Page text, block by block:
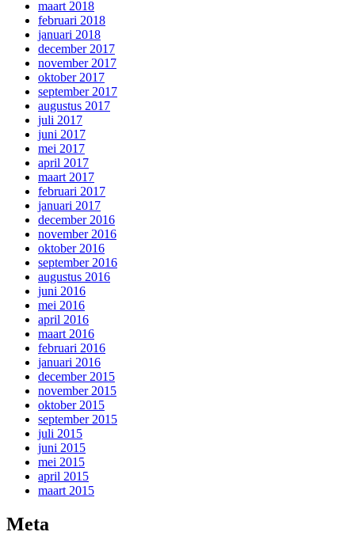
maart 2018
februari 2018
januari 2018
december 2017
november 2017
oktober 2017
september 2017
augustus 2017
juli 2017
juni 2017
mei 2017
april 2017
maart 2017
februari 2017
januari 2017
december 2016
november 2016
oktober 2016
september 2016
augustus 2016
juni 2016
mei 2016
april 2016
maart 2016
februari 2016
januari 2016
december 2015
november 2015
oktober 2015
september 2015
juli 2015
juni 2015
mei 2015
april 2015
maart 2015
Meta